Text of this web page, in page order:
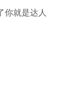
你就是达人